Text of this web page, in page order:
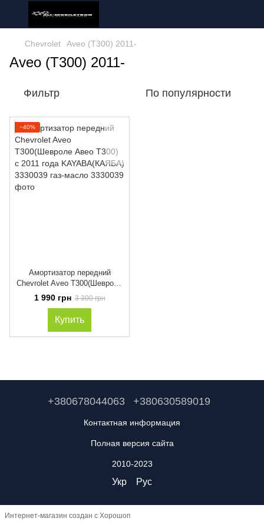
Chevrolet Aveo (T300) 2011-
Aveo (T300) 2011-
Фильтр По популярности
−40%
Амортизатор передний
Chevrolet Aveo T300(Шевроле
Авео Т300) с 2011 года
KAYABA(КАЯБА) 3330039 газ-
масло
1 990 грн 3 300 грн
Купить
+380678044063 +380630589019
Контактная информация
Полная версия сайта
2010-2023
Укр Рус
Интернет-магазин создан с Хорошоп